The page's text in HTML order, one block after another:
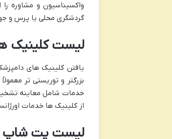
واکسیناسیون و مشاوره را
گردشگری محلی یا پرس و جو
لیست کلینیک
یافتن کلینیک های
بزرگتر و توریستی تر
خدمات شامل معاینه
از کلینیک ها خدمات
لیست پت شاپ